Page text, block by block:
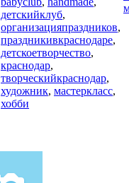
детскийклуб,
организацияпраздников,
праздникивкраснодаре,
детскоетворчество,
краснодар,
творческийкраснодар,
художник, мастеркласс,
хобби